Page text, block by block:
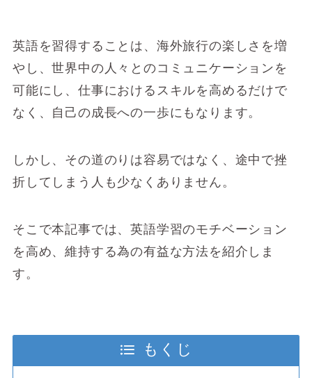
英語を習得することは、海外旅行の楽しさを増
やし、世界中の人々とのコミュニケーションを
可能にし、仕事におけるスキルを高めるだけで
なく、自己の成長への一歩にもなります。
しかし、その道のりは容易ではなく、途中で挫
折してしまう人も少なくありません。
そこで本記事では、英語学習のモチベーション
を高め、維持する為の有益な方法を紹介しま
す。
もくじ